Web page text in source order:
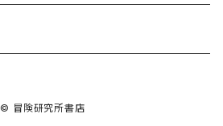
© 冒険研究所書店